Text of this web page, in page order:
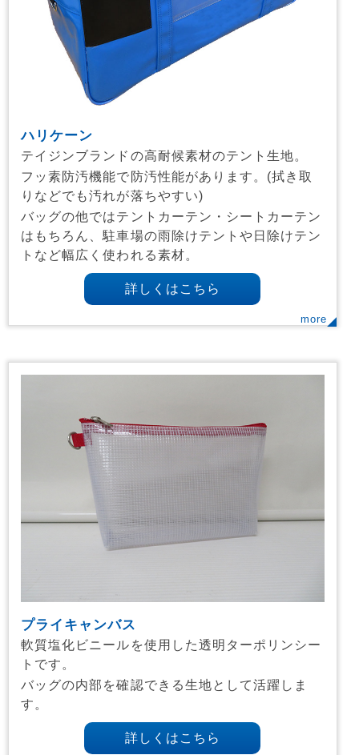
ハリケーン
テイジンブランドの高耐候素材のテント生地。
フッ素防汚機能で防汚性能があります。(拭き取
りなどでも汚れが落ちやすい)
バッグの他ではテントカーテン・シートカーテン
はもちろん、駐車場の雨除けテントや日除けテン
トなど幅広く使われる素材。
詳しくはこちら
more
プライキャンバス
軟質塩化ビニールを使用した透明ターポリンシー
トです。
バッグの内部を確認できる生地として活躍しま
す。
詳しくはこちら